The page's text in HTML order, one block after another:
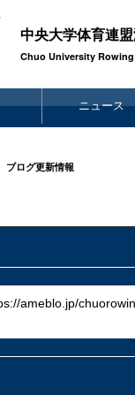
中央大学体育連
Chuo University
ニュース
ブログ更新情報
ameblo.jp/